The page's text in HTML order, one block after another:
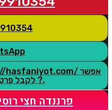
לקבל פרטים בבקשה ?.
פרננדה חצי